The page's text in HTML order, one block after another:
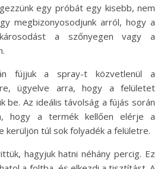
egy próbát egy kisebb, nem
megbizonyosodjunk arról, hogy a
a szőnyegen vagy a
fújjuk a spray-t közvetlenül a
ügyelve arra, hogy a felületet
be. Az ideális távolság a fújás során
hogy a termék kellően elérje a
kerüljön túl sok folyadék a felületre.
hagyjuk hatni néhány percig. Ez